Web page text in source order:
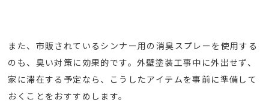
また、市販されているシンナー用の消臭スプレーを使用する
のも、臭い対策に効果的です。外壁塗装工事中に外出せず、
家に滞在する予定なら、こうしたアイテムを事前に準備して
おくことをおすすめします。